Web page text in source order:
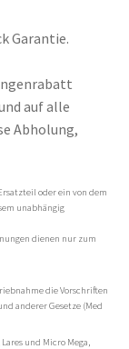
Garantie.
auf alle
Abholung,
oder ein von dem
unabhängig
dienen nur zum
die Vorschriften
anderer Gesetze (Med
und Micro Mega,